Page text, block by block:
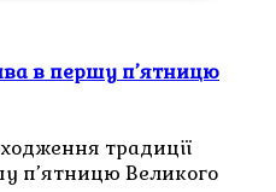
в першу п’ятницю
традиції
п’ятницю Великого